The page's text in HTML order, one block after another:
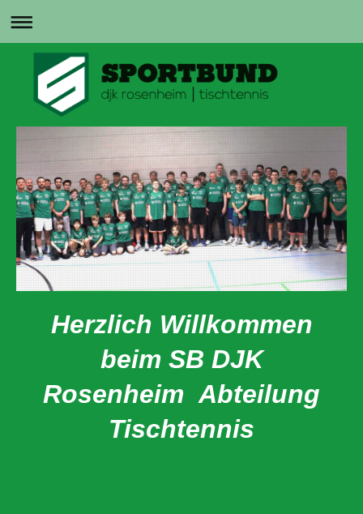
Herzlich Willkommen
beim SB DJK
Rosenheim Abteilung
Tischtennis